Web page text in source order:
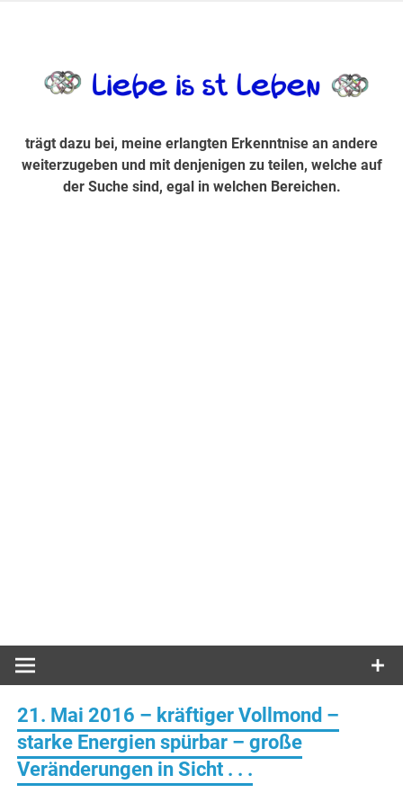
Suche sind, egal in welchen Bereichen.
trägt dazu bei, meine erlangten Erkenntnise an andere
weiterzugeben und mit denjenigen zu teilen, welche auf
der Suche sind, egal in welchen Bereichen.
21. Mai 2016 – kräftiger Vollmond –
starke Energien spürbar – große
Veränderungen in Sicht . . .